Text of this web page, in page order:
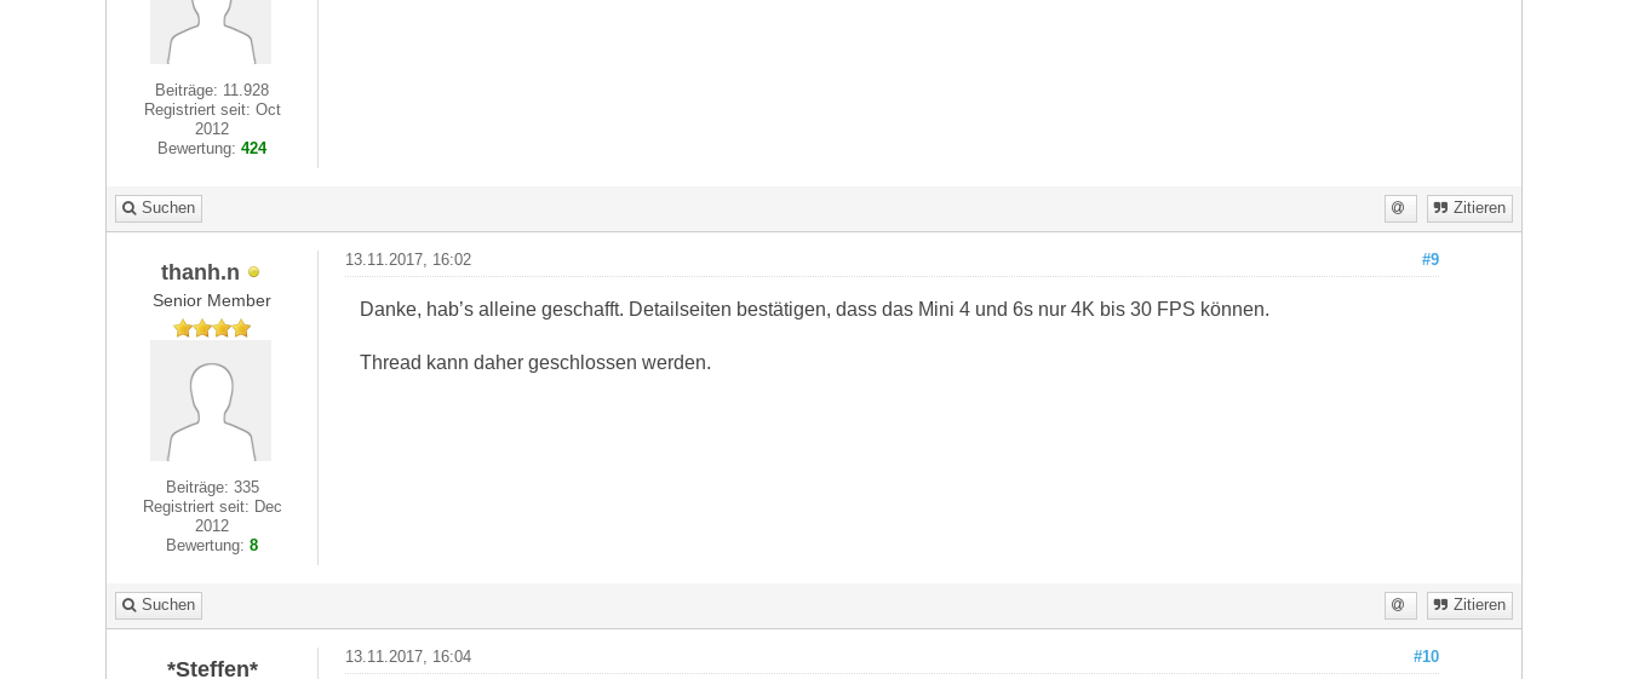
Beiträge: 11.928
Registriert seit: Oct
2012
Bewertung:424
Suchen Zitieren
thanh.n
Senior Member
Beiträge: 335
Registriert seit: Dec
2012
Bewertung:8
#9
13.11.2017, 16:02
Danke, hab’s alleine geschafft. Detailseiten bestätigen, dass das Mini 4 und 6s nur 4K bis 30 FPS können.
Thread kann daher geschlossen werden.
Suchen Zitieren
*Steffen* #10
13.11.2017, 16:04